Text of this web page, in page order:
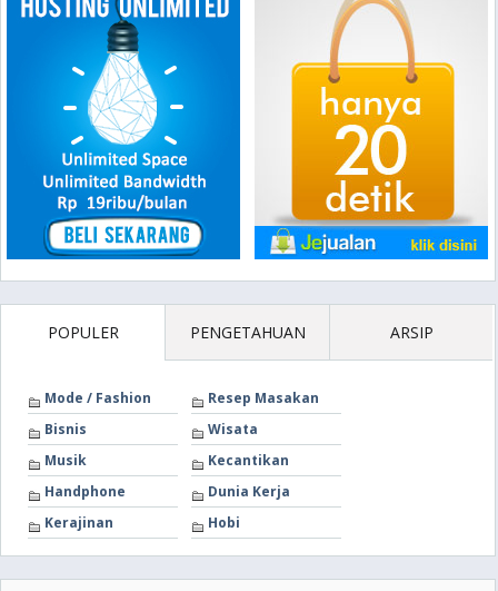
POPULER PENGETAHUAN ARSIP
Mode / Fashion
Resep Masakan
Bisnis
Wisata
Musik
Kecantikan
Handphone
Dunia Kerja
Kerajinan
Hobi